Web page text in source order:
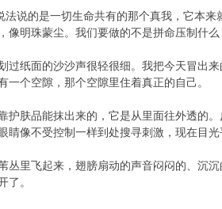
说的是一切生命共有的那个真我，它本
明珠蒙尘。我们要做的不是拼命压制什
纸面的沙沙声很轻很细。我把今天冒出
个空隙，那个空隙里住着真正的自己。
肤品能抹出来的，它是从里面往外透的
像不受控制一样到处搜寻刺激，现在目光
里飞起来，翅膀扇动的声音闷闷的、沉
了。